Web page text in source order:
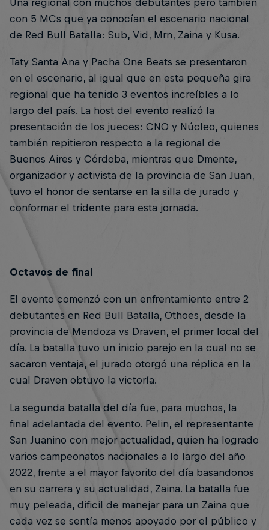
Una regional con muchos debutantes pero también
con 5 MCs que ya conocían el escenario nacional
de Red Bull Batalla: Sub, Vid, Mrn, Zaina y Kusa.
Taty Santa Ana y Pacha One Beats se presentaron
en el escenario, al igual que en esta pequeña gira
regional que ha tenido 3 eventos increíbles a lo
largo del país. La host del evento realizó la
presentación de los jueces: CNO y Núcleo, quienes
también repitieron respecto a la regional de
Buenos Aires y Córdoba, mientras que Dmente,
organizador y activista de la provincia de San Juan,
tuvo el honor de sentarse en la silla de jurado y
conformar el tridente para esta jornada.
Octavos de final
El evento comenzó con un enfrentamiento entre 2
debutantes en Red Bull Batalla, Othoes, desde la
provincia de Mendoza vs Draven, el primer local del
día. La batalla tuvo un inicio parejo en la cual no se
sacaron ventaja, el jurado otorgó una réplica en la
cual Draven obtuvo la victoría.
La segunda batalla del día fue, para muchos, la
final adelantada del evento. Pelin, el representante
San Juanino con mejor actualidad, quien ha logrado
varios campeonatos nacionales a lo largo del año
2022, frente a el mayor favorito del día basandonos
en su carrera y su actualidad, Zaina. La batalla fue
muy peleada, dificil de manejar para un Zaina que
cada vez se sentía menos apoyado por el público y